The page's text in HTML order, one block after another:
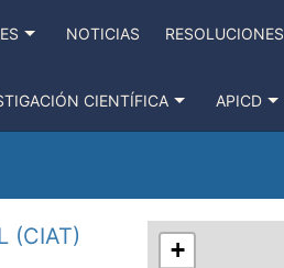
NOTICIAS RESOLUCIONES
CIENTÍFICA APICD
(CIAT)
+